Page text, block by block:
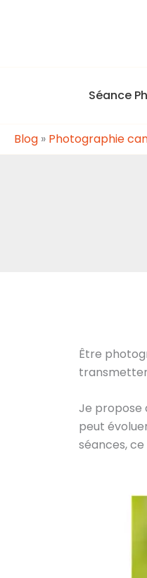
Séance
Blog » Photographie
Être
Je propose
peut
séances,